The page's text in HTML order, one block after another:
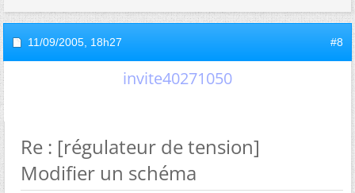
11/09/2005, 18h27 #8
invite40271050
Re : [régulateur de tension]
Modifier un schéma